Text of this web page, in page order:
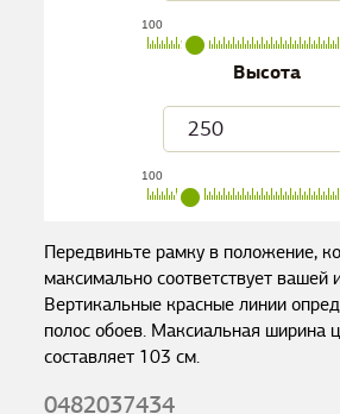
100
Высота
100
Передвиньте рамку в положение,
максимально соответствует вашей
Вертикальные красные линии
полос обоев. Максиальная ширина
составляет 103 см.
0482037434